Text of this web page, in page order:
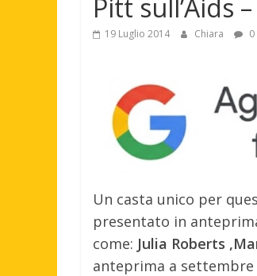
Pitt sull’Aids
19 Luglio 2014 Chiara
Un casta unico per
presentato in
come: Julia Roberts
anteprima a settembre